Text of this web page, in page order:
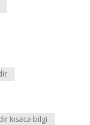
kısaca bilgi